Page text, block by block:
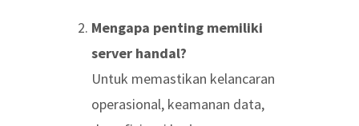
Mengapa penting memiliki
server handal?
Untuk memastikan kelancaran
operasional, keamanan data,